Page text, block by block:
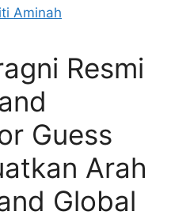
Aminah
Resmi
Guess
Arah
Global